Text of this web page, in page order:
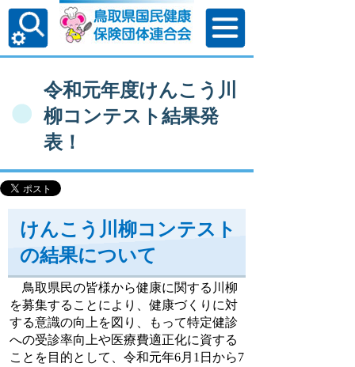
令和元年度けんこう川
柳コンテスト結果発
表！
けんこう川柳コンテスト
の結果について
鳥取県民の皆様から健康に関する川柳
を募集することにより、健康づくりに対
する意識の向上を図り、もって特定健診
への受診率向上や医療費適正化に資する
ことを目的として、令和元年6月1日から7